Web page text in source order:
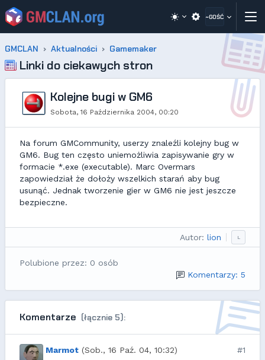
~GOŚĆ
GMCLAN Aktualności Gamemaker
Linki do ciekawych stron
Kolejne bugi w GM6
Sobota, 16 Października 2004, 00:20
Na forum GMCommunity, userzy znaleźli kolejny bug w
GM6. Bug ten często uniemożliwia zapisywanie gry w
formacie *.exe (executable). Marc Overmars
zapowiedział że dołoży wszelkich starań aby bug
usunąć. Jednak tworzenie gier w GM6 nie jest jeszcze
bezpieczne.
Autor: lion L
Polubione przez: 0 osób
Komentarzy: 5
Komentarze (łącznie 5):
Marmot (Sob., 16 Paź. 04, 10:32)
#1